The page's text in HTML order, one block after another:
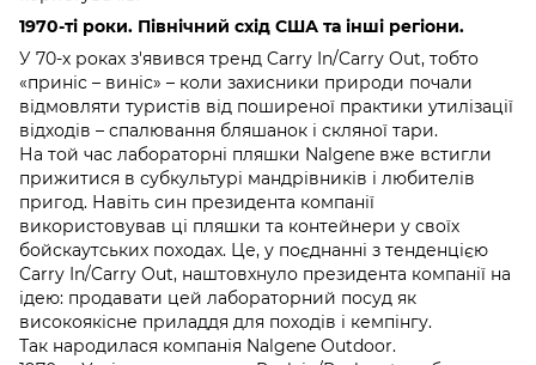
1970-ті роки. Північний схід США та інші регіони.
У 70-х роках з'явився тренд Carry In/Carry Out, тобто
«приніс – виніс» – коли захисники природи почали
відмовляти туристів від поширеної практики утилізації
відходів – спалювання бляшанок і скляної тари.
На той час лабораторні пляшки Nalgene вже встигли
прижитися в субкультурі мандрівників і любителів
пригод. Навіть син президента компанії
використовував ці пляшки та контейнери у своїх
бойскаутських походах. Це, у поєднанні з тенденцією
Carry In/Carry Out, наштовхнуло президента компанії на
ідею: продавати цей лабораторний посуд як
високоякісне приладдя для походів і кемпінгу.
Так народилася компанія Nalgene Outdoor.